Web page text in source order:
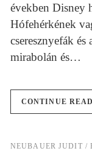
években Disney
Hófehérkének
cseresznyefák
mirabolán és…
CONTINUE
NEUBAUER JUDIT